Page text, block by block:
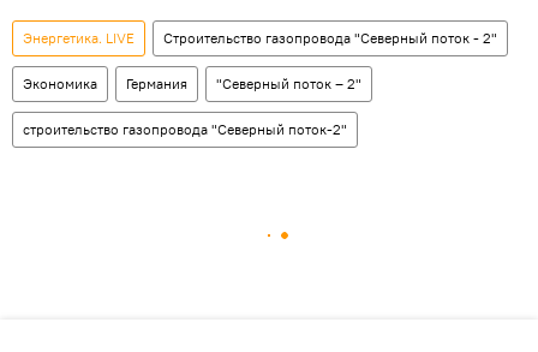
Энергетика. LIVE Строительство газопровода "Северный поток - 2"
Экономика Германия "Северный поток – 2"
строительство газопровода "Северный поток-2"